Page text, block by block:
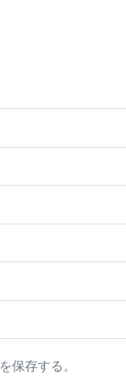
保存する。